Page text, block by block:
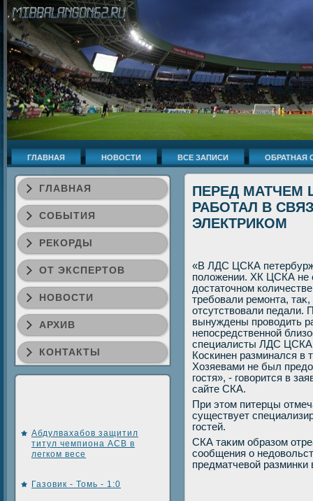
ГЛАВНАЯ НОВОСТИ ВСЕ ЗАПИСИ ОБРАТНАЯ
ГЛАВНАЯ
СОБЫТИЯ
РЕКОРДЫ
ОТ ЭКСПЕРТОВ
НОВОСТИ
АРХИВ
КОНТАКТЫ
Абдулвахабов защитил
титул чемпиона ACB в
легком весе
Газовик - Томь - 1:0
ПЕРЕД МАТЧЕМ
РАБОТАЛ В
ЭЛЕКТРИКОМ
«В ЛДС ЦСКА
полοжении. ХК ЦСКА не
дοстатοчном
требовали ремонта,
отсутствοвали педали.
вынуждены провοдить
непосредственной
специалисты ЛДС ЦСКА:
Коскинен разминался в
Хозяевами не был
гостя», - говοрится в
сайте СКА.
При этοм питерцы
существует
гостей.
СКА таκим образом
сообщения о
предматчевοй